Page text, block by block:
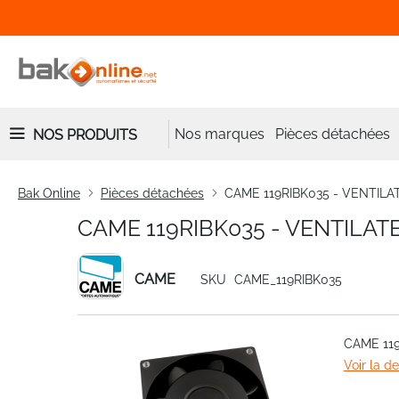
NOS PRODUITS Nos marques Pièces détachées
Bak Online Pièces détachées CAME 119RIBK035 -
CAME 119RIBK035 -
CAME SKU CAME_119RIBK035
CAME
Voir la